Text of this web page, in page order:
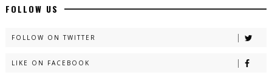
FOLLOW US
FOLLOW ON TWITTER
LIKE ON FACEBOOK